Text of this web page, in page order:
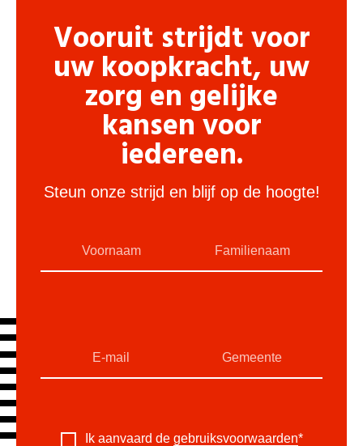
Vooruit strijdt voor
uw koopkracht, uw
zorg en gelijke
kansen voor
iedereen.
Steun onze strijd en blijf op de hoogte!
Ik aanvaard de gebruiksvoorwaarden*